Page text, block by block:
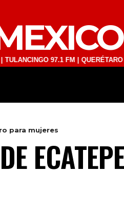
97.1 FM | QUERÉTARO
para mujeres